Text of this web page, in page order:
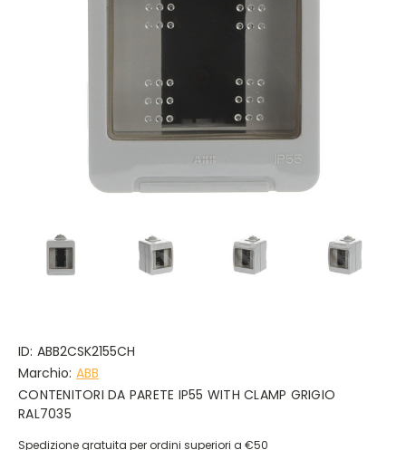
ID: ABB2CSK2155CH
Marchio: ABB
CONTENITORI DA PARETE IP55 WITH CLAMP GRIGIO
RAL7035
Spedizione gratuita per ordini superiori a €50